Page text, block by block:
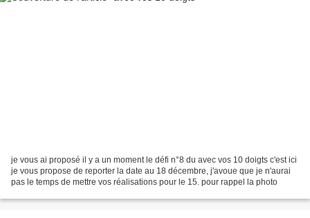
je vous ai proposé il y a un moment le défi n°8 du avec vos 10 doigts c'est ici
je vous propose de reporter la date au 18 décembre, j'avoue que je n'aurai
pas le temps de mettre vos réalisations pour le 15. pour rappel la photo